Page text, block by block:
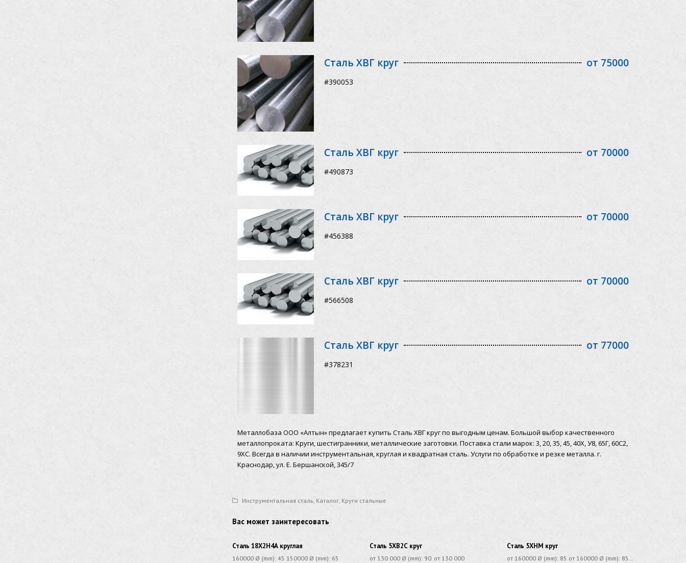
Сталь ХВГ круг от 75000
#390053
Сталь ХВГ круг от 70000
#490873
Сталь ХВГ круг от 70000
#456388
Сталь ХВГ круг от 70000
#566508
Сталь ХВГ круг от 77000
#378231
Металлобаза ООО «Алтын» предлагает купить Сталь ХВГ круг по выгодным ценам. Большой выбор качественного
металлопроката: Круги, шестигранники, металлические заготовки. Поставка стали марок: 3, 20, 35, 45, 40Х, У8, 65Г, 60С2,
9ХС. Всегда в наличии инструментальная, круглая и квадратная сталь. Услуги по обработке и резке металла. г.
Краснодар, ул. Е. Бершанской, 345/7
Инструментальная сталь Каталог Круги стальные
Вас может заинтересовать
Сталь 18Х2Н4А круглая
160000 Ø (mm): 45 150000 Ø (mm): 65
Сталь 5ХВ2С круг
от 130 000 Ø (mm): 90. от 130 000
Сталь 5ХНМ круг
от 160000 Ø (mm): 85 от 160000 Ø (mm): 85…